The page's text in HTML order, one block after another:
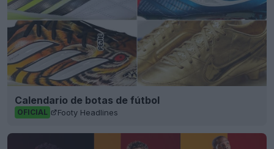
Calendario de botas de fútbol
OFICIAL Footy Headlines